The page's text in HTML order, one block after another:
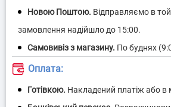
Оплата: